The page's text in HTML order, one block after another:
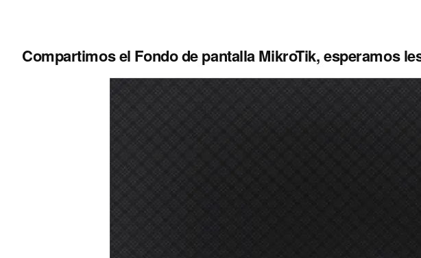
Compartimos el Fondo de pantalla MikroTik, esperamos